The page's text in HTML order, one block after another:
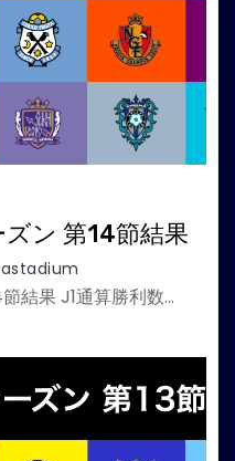
ン 第14節結果
結果 J1通算勝利数…